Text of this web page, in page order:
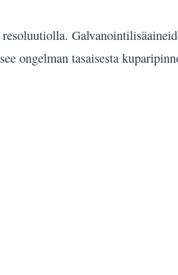
ongelman tasaisesta